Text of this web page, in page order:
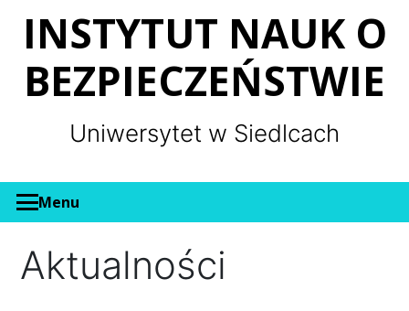
INSTYTUT NAUK O
BEZPIECZEŃSTWIE
Uniwersytet w Siedlcach
Menu
Aktualności